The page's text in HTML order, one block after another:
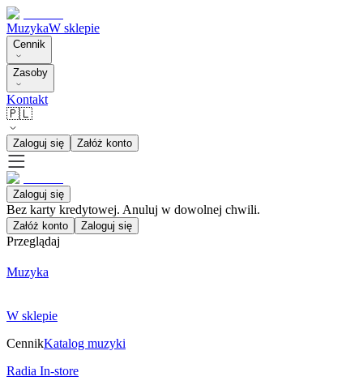
MuzykaW sklepie
Cennik
Zasoby
Kontakt
🇵🇱
Zaloguj się Załóż konto
Zaloguj się
Bez karty kredytowej. Anuluj w dowolnej chwili.
Załóż konto Zaloguj się
Przeglądaj
Muzyka
W sklepie
CennikKatalog muzyki
Radia In-store